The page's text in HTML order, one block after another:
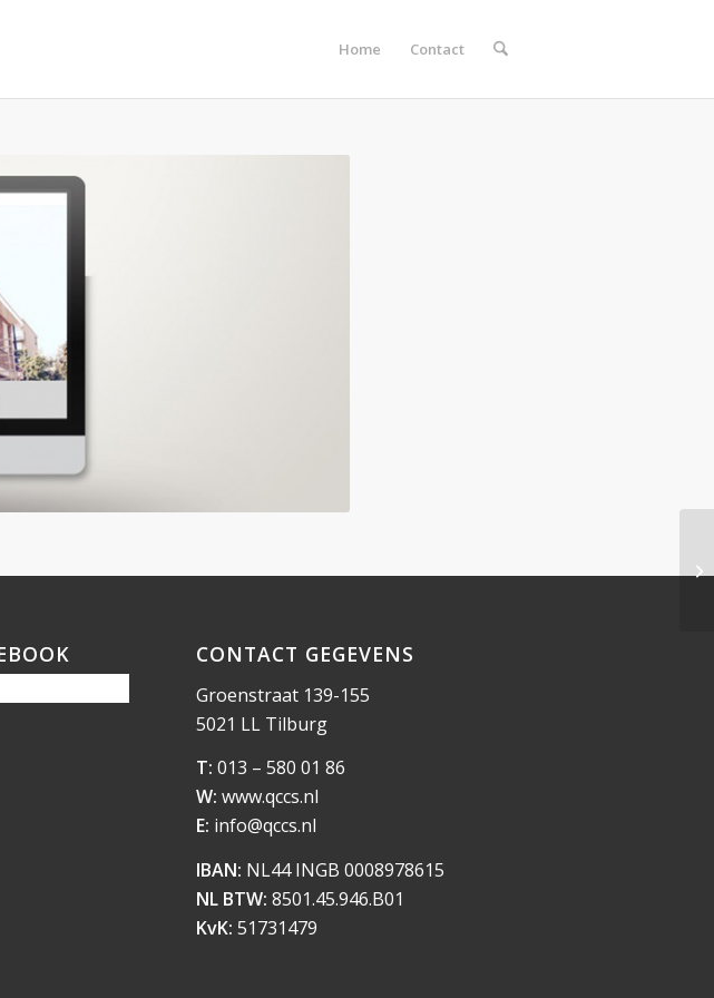
Home Contact
CONTACT GEGEVENS
Groenstraat 139-155
5021 LL Tilburg
T: 013 – 580 01 86
W: www.qccs.nl
E: info@qccs.nl
IBAN: NL44 INGB 0008978615
NL BTW: 8501.45.946.B01
KvK: 51731479